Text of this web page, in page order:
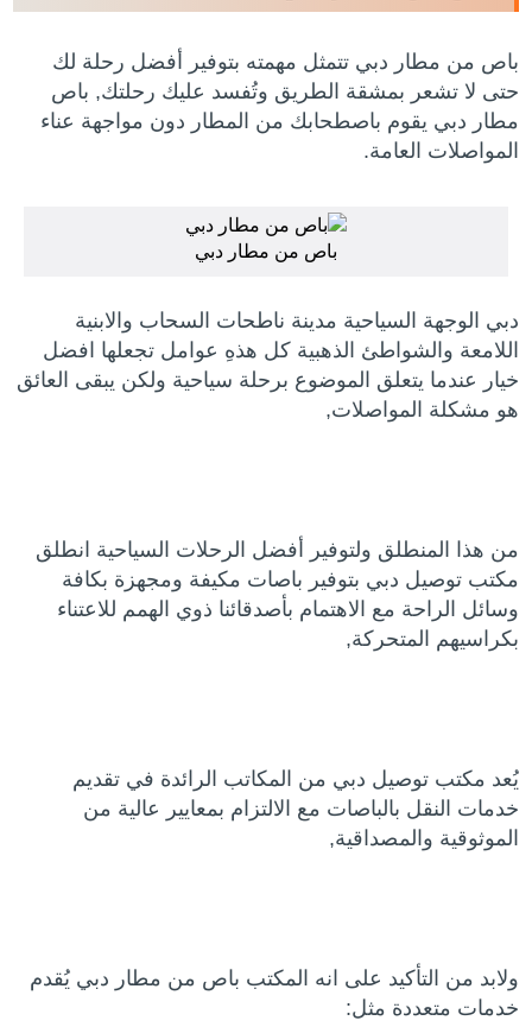
باص من مطار دبي تتمثل مهمته بتوفير أفضل رحلة لك
حتى لا تشعر بمشقة الطريق وتُفسد عليك رحلتك, باص
مطار دبي يقوم باصطحابك من المطار دون مواجهة عناء
المواصلات العامة.
باص من مطار دبي
دبي الوجهة السياحية مدينة ناطحات السحاب والابنية
اللامعة والشواطئ الذهبية كل هذهِ عوامل تجعلها افضل
خيار عندما يتعلق الموضوع برحلة سياحية ولكن يبقى العائق
هو مشكلة المواصلات,
من هذا المنطلق ولتوفير أفضل الرحلات السياحية انطلق
مكتب توصيل دبي بتوفير باصات مكيفة ومجهزة بكافة
وسائل الراحة مع الاهتمام بأصدقائنا ذوي الهمم للاعتناء
بكراسيهم المتحركة,
يُعد مكتب توصيل دبي من المكاتب الرائدة في تقديم
خدمات النقل بالباصات مع الالتزام بمعايير عالية من
الموثوقية والمصداقية,
ولابد من التأكيد على انه المكتب باص من مطار دبي يُقدم
خدمات متعددة مثل: